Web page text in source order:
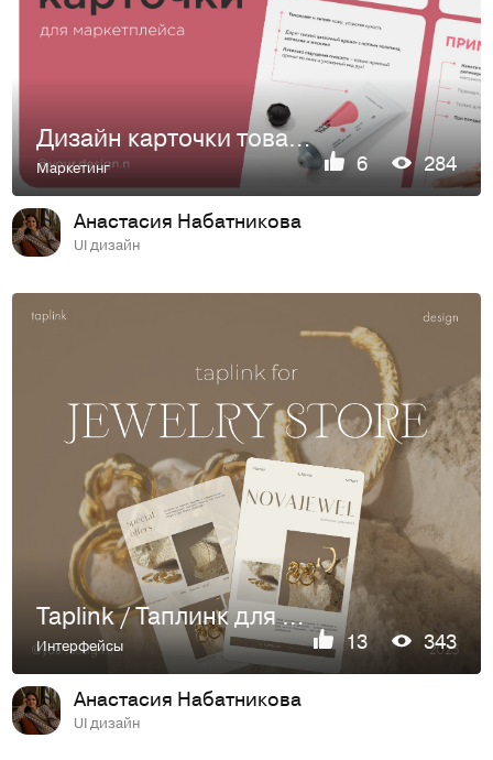
Дизайн карточки товара для маркетплейсов
Маркетинг 6 284
Анастасия Набатникова
UI дизайн
Taplink / Таплинк для магазина украшений
Интерфейсы 13 343
Анастасия Набатникова
UI дизайн